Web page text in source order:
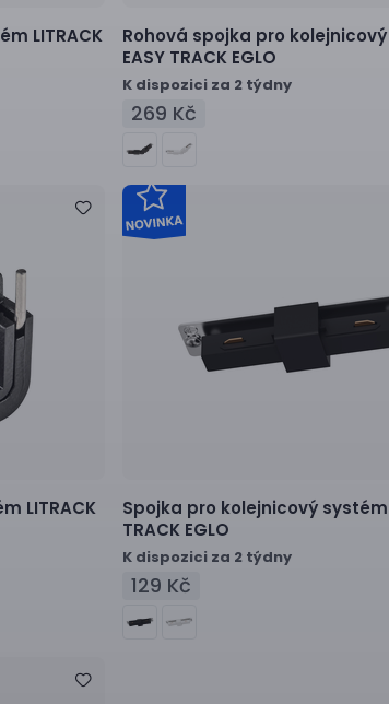
LITRACK
Rohová spojka pro
EASY TRACK EGLO
K dispozici za 2 týdny
269 Kč
LITRACK
Spojka pro kolejnicový systém
TRACK EGLO
K dispozici za 2 týdny
129 Kč